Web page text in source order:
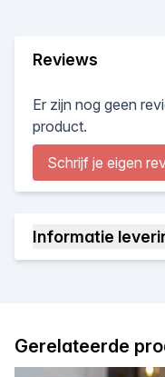
Reviews
Er zijn nog geen
product.
Schrijf je eigen
Informatie
Gerelateerde